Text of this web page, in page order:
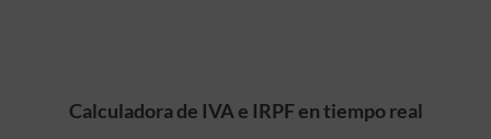
Calculadora de IVA e IRPF en tiempo real